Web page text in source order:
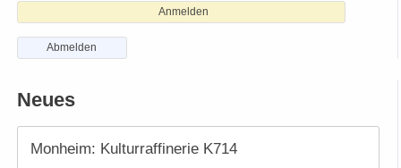
Anmelden
Abmelden
Neues
Monheim: Kulturraffinerie K714